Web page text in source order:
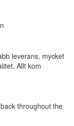
leverans, mycket
Allt kom
throughout the